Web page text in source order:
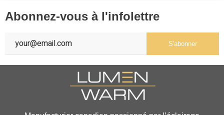
Abonnez-vous à l'infolettre
S'abonner